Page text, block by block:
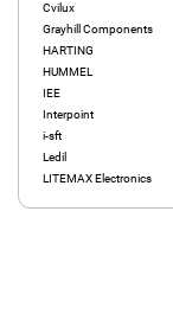
Cvilux
Grayhill Components
HARTING
HUMMEL
IEE
Interpoint
i-sft
Ledil
LITEMAX Electronics